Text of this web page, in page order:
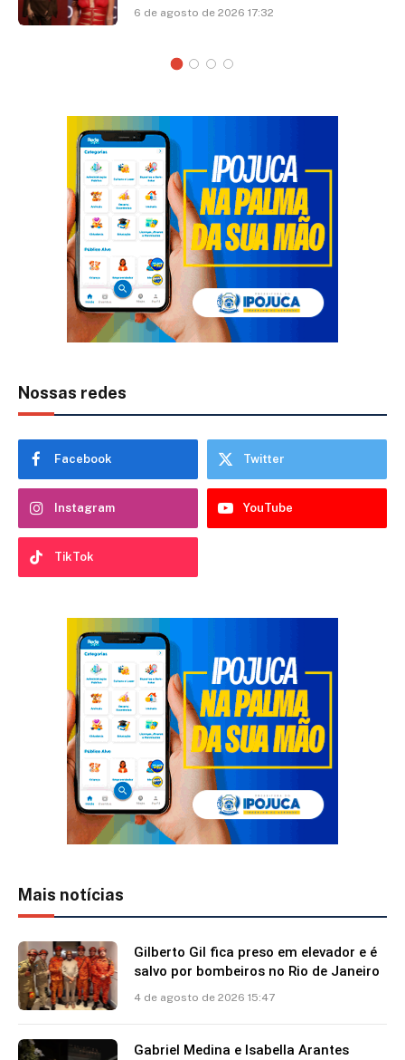
6 de agosto de 2026 17:32
Nossas redes
Facebook Twitter
Instagram YouTube
TikTok
Mais notícias
Gilberto Gil fica preso em elevador e é
salvo por bombeiros no Rio de Janeiro
4 de agosto de 2026 15:47
Gabriel Medina e Isabella Arantes